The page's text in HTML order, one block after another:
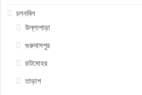
চলনবিল
উল্লাপাড়া
গুরুদাসপুর
চাটমোহর
তাড়াশ